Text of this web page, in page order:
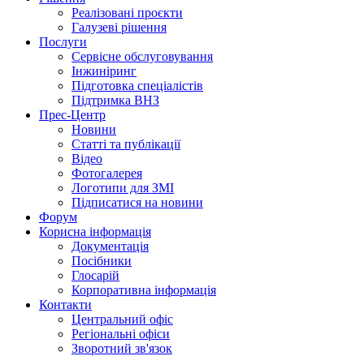
Реалізовані проєкти
Галузеві рішення
Послуги
Сервісне обслуговування
Інжиніринг
Підготовка спеціалістів
Підтримка ВНЗ
Прес-Центр
Новини
Статті та публікації
Відео
Фотогалерея
Логотипи для ЗМІ
Підписатися на новини
Форум
Корисна інформація
Документація
Посібники
Глосарій
Корпоративна інформація
Контакти
Центральний офіс
Регіональні офіси
Зворотний зв'язок